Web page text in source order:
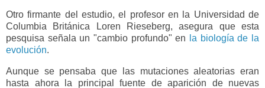
Otro firmante del estudio, el profesor en la Universidad de
Columbia Británica Loren Rieseberg, asegura que esta
pesquisa señala un "cambio profundo" en
la biología de la
evolución.
Aunque se pensaba que las mutaciones aleatorias eran
hasta ahora la principal fuente de aparición de nuevas